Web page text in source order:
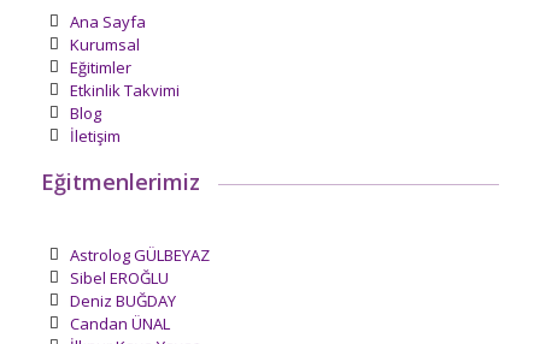
Ana Sayfa
Kurumsal
Eğitimler
Etkinlik Takvimi
Blog
İletişim
Eğitmenlerimiz
Astrolog GÜLBEYAZ
Sibel EROĞLU
Deniz BUĞDAY
Candan ÜNAL